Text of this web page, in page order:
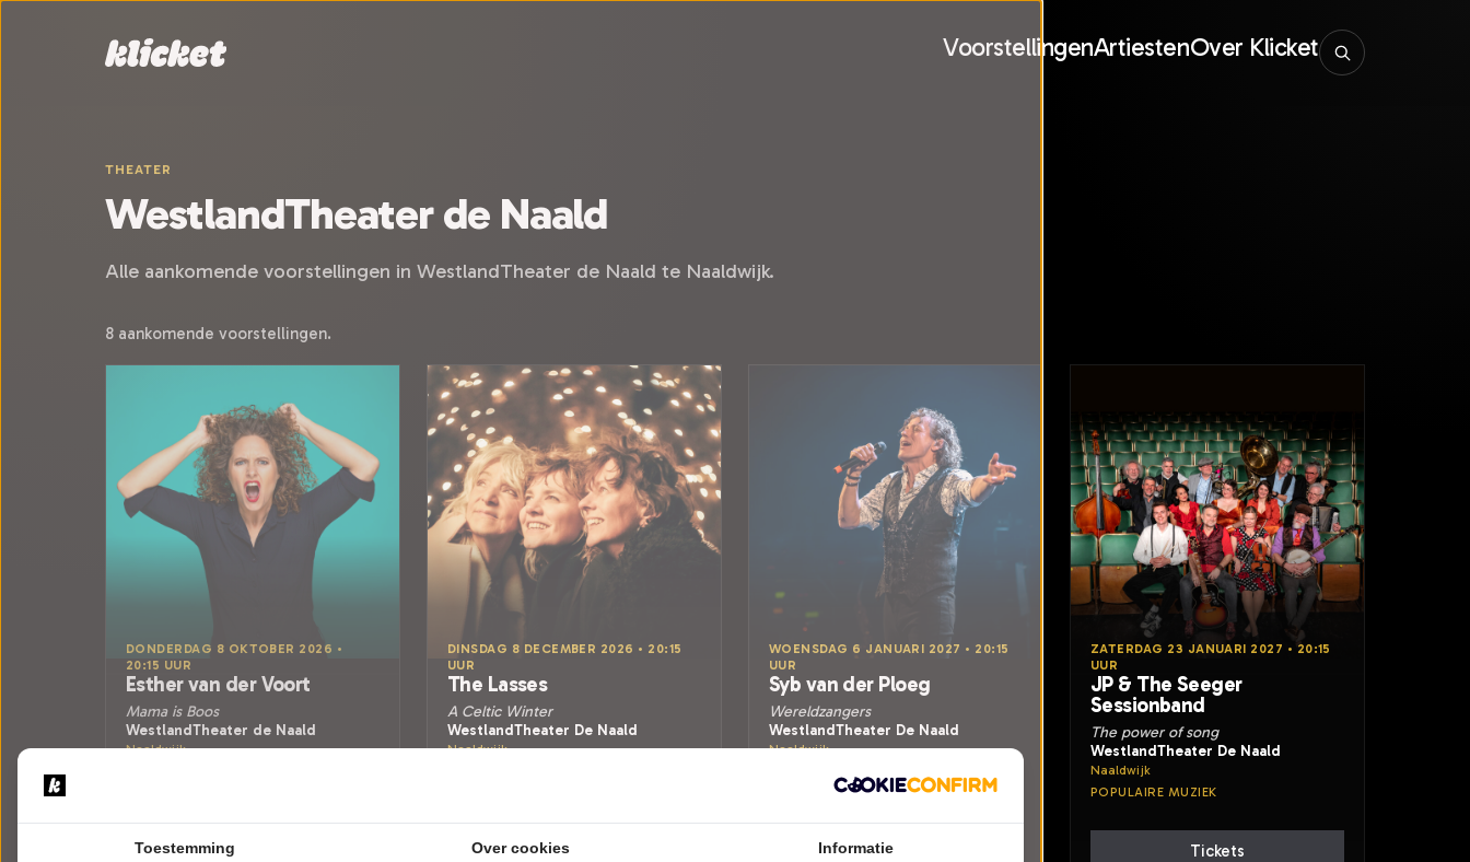
VoorstellingenArtiestenOver Klicket
THEATER
WestlandTheater de Naald
Alle aankomende voorstellingen in WestlandTheater de Naald te Naaldwijk.
8 aankomende voorstellingen.
DONDERDAG 8 OKTOBER 2026 •
20:15 UUR
Esther van der Voort
Mama is Boos
WestlandTheater de Naald
Naaldwijk
Uitverkocht
DINSDAG 8 DECEMBER 2026 • 20:15
UUR
The Lasses
A Celtic Winter
WestlandTheater De Naald
Naaldwijk
Tickets
WOENSDAG 6 JANUARI 2027 • 20:15
UUR
Syb van der Ploeg
Wereldzangers
WestlandTheater De Naald
Naaldwijk
Laatste Tickets
ZATERDAG 23 JANUARI 2027 • 20:15
UUR
JP & The Seeger
Sessionband
The power of song
WestlandTheater De Naald
Naaldwijk
POPULAIRE MUZIEK
Tickets
Toestemming Over cookies Informatie